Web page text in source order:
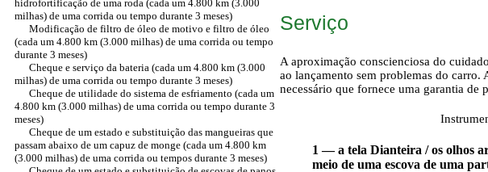
hidrofortificação de uma roda (cada um 4.800 km (3.000
milhas) de uma corrida ou tempo durante 3 meses)
Modificação de filtro de óleo de motivo e filtro de óleo
(cada um 4.800 km (3.000 milhas) de uma corrida ou tempo
durante 3 meses)
Cheque e serviço da bateria (cada um 4.800 km (3.000
milhas) de uma corrida ou tempo durante 3 meses)
Cheque de utilidade do sistema de esfriamento (cada um
4.800 km (3.000 milhas) de uma corrida ou tempo durante 3
meses)
Cheque de um estado e substituição das mangueiras que
passam abaixo de um capuz de monge (cada um 4.800 km
(3.000 milhas) de uma corrida ou tempos durante 3 meses)
Serviço
A aproximação conscienciosa do
ao lançamento sem problemas do carro.
necessário que fornece uma garantia de
1 — a tela Dianteira / os olhos
meio de uma escova de uma